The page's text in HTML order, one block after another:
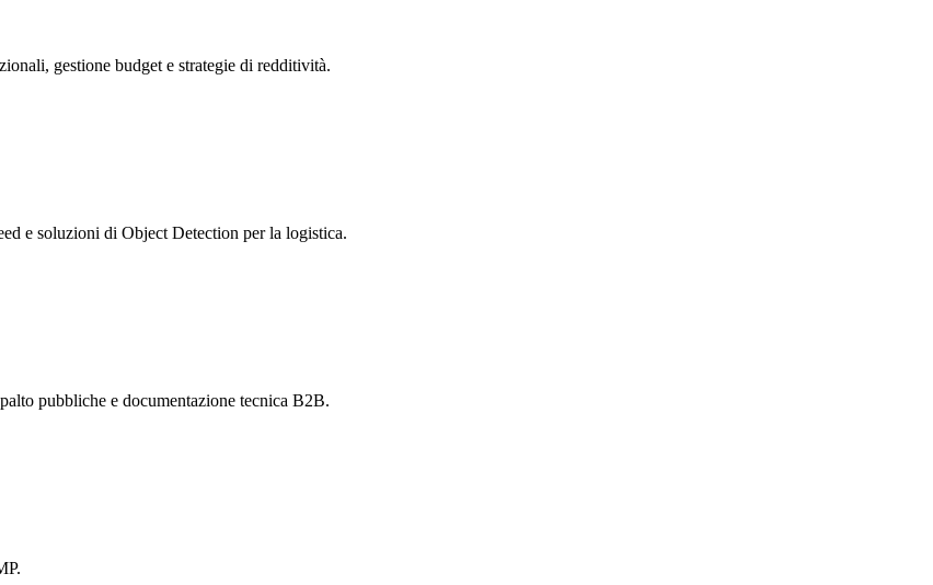
gestione budget e strategie di redditività.
e soluzioni di Object Detection per la logistica.
pubbliche e documentazione tecnica B2B.